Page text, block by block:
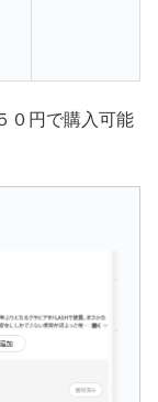
０円で購入可能